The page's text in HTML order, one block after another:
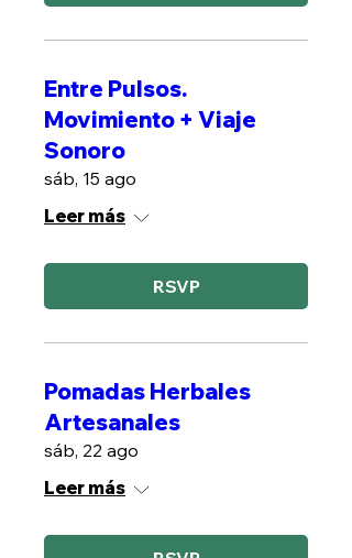
Entre Pulsos.
Movimiento + Viaje
Sonoro
sáb, 15 ago
Leer más
RSVP
Pomadas Herbales
Artesanales
sáb, 22 ago
Leer más